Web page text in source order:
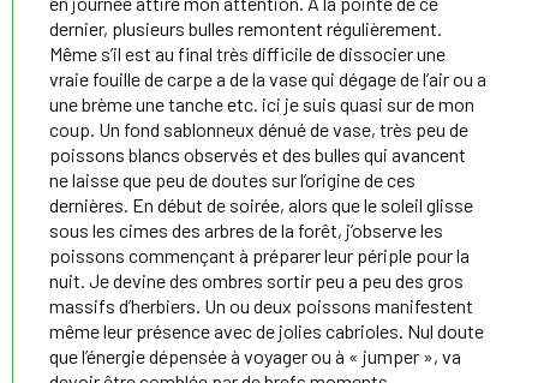
dernier, plusieurs bulles remontent régulièrement.
Même s’il est au final très difficile de dissocier une
vraie fouille de carpe a de la vase qui dégage de l’air ou a
une brème une tanche etc. ici je suis quasi sur de mon
coup. Un fond sablonneux dénué de vase, très peu de
poissons blancs observés et des bulles qui avancent
ne laisse que peu de doutes sur l’origine de ces
dernières. En début de soirée, alors que le soleil glisse
sous les cimes des arbres de la forêt, j’observe les
poissons commençant à préparer leur périple pour la
nuit. Je devine des ombres sortir peu a peu des gros
massifs d’herbiers. Un ou deux poissons manifestent
même leur présence avec de jolies cabrioles. Nul doute
que l’énergie dépensée à voyager ou à « jumper », va